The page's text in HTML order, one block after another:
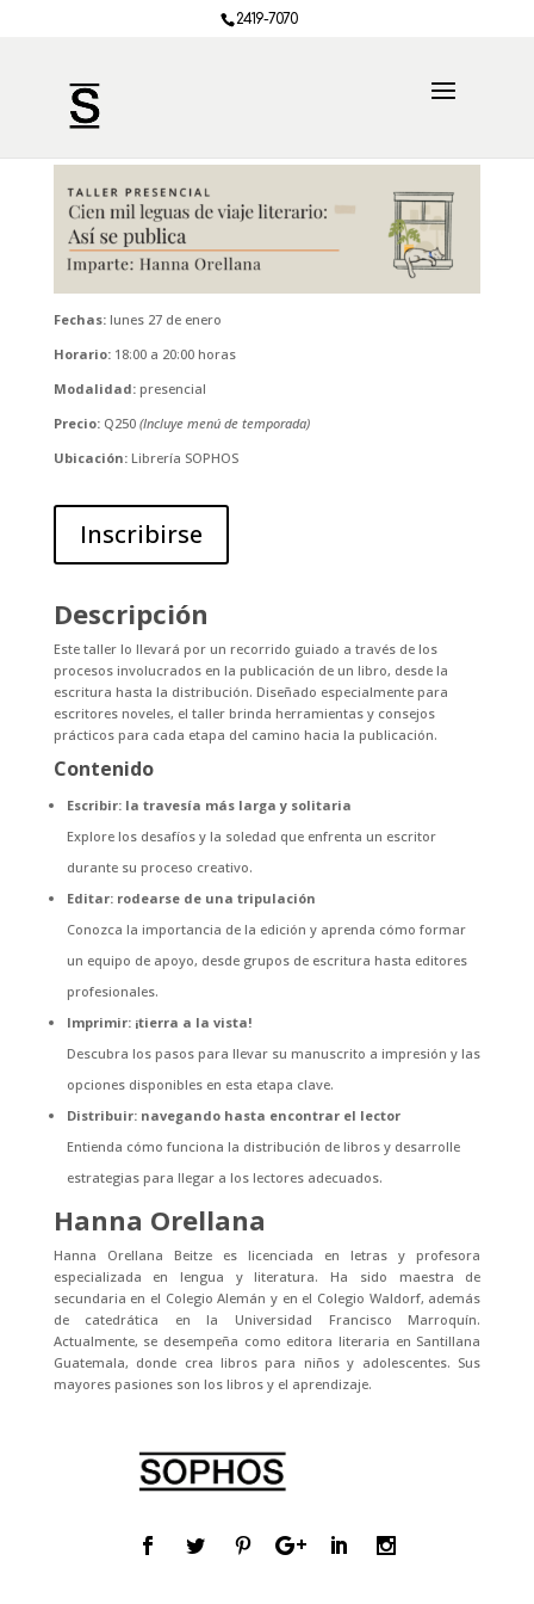
2419-7070
Fechas:lunes 27 de enero
Horario:18:00 a 20:00 horas
Modalidad:presencial
Precio:Q250 (Incluye menú de temporada)
Ubicación: Librería SOPHOS
Inscribirse
Descripción
Este taller lo llevará por un recorrido guiado a través de los
procesos involucrados en la publicación de un libro, desde la
escritura hasta la distribución. Diseñado especialmente para
escritores noveles, el taller brinda herramientas y consejos
prácticos para cada etapa del camino hacia la publicación.
Contenido
Escribir: la travesía más larga y solitaria
Explore los desafíos y la soledad que enfrenta un escritor
durante su proceso creativo.
Editar: rodearse de una tripulación
Conozca la importancia de la edición y aprenda cómo formar
un equipo de apoyo, desde grupos de escritura hasta editores
profesionales.
Imprimir: ¡tierra a la vista!
Descubra los pasos para llevar su manuscrito a impresión y las
opciones disponibles en esta etapa clave.
Distribuir: navegando hasta encontrar el lector
Entienda cómo funciona la distribución de libros y desarrolle
estrategias para llegar a los lectores adecuados.
Hanna Orellana
Hanna Orellana Beitze es licenciada en letras y profesora
especializada en lengua y literatura. Ha sido maestra de
secundaria en el Colegio Alemán y en el Colegio Waldorf, además
de catedrática en la Universidad Francisco Marroquín.
Actualmente, se desempeña como editora literaria en Santillana
Guatemala, donde crea libros para niños y adolescentes. Sus
mayores pasiones son los libros y el aprendizaje.